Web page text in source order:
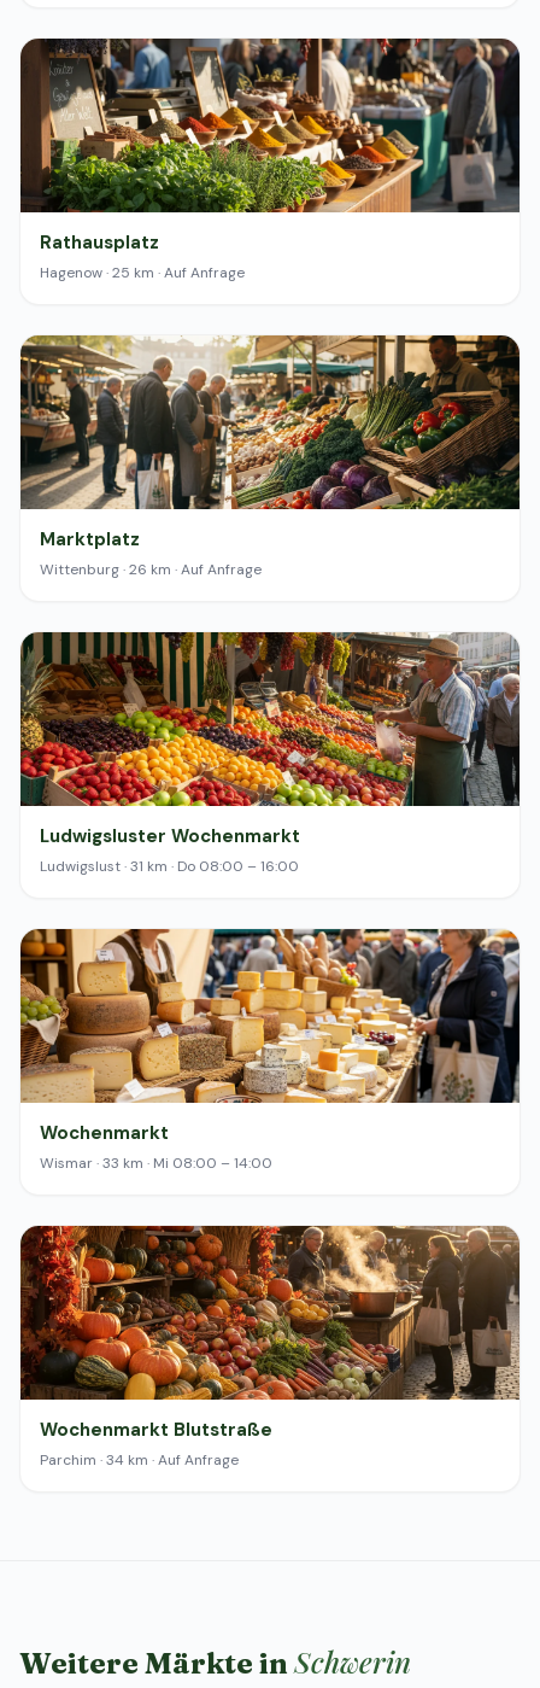
Rathausplatz
Hagenow · 25 km · Auf Anfrage
Marktplatz
Wittenburg · 26 km · Auf Anfrage
Ludwigsluster Wochenmarkt
Ludwigslust · 31 km · Do 08:00 – 16:00
Wochenmarkt
Wismar · 33 km · Mi 08:00 – 14:00
Wochenmarkt Blutstraße
Parchim · 34 km · Auf Anfrage
Weitere Märkte inSchwerin